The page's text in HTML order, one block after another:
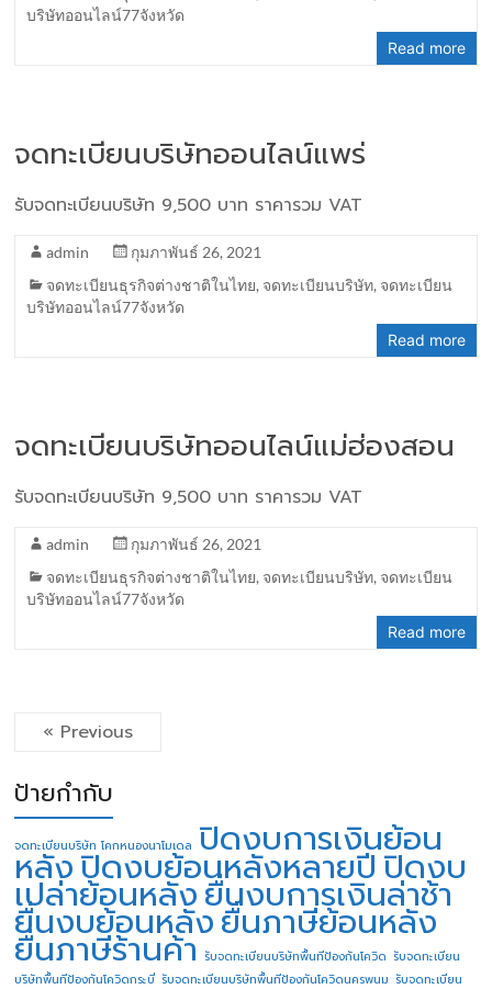
บริษัทออนไลน์77จังหวัด
Read more
จดทะเบียนบริษัทออนไลน์แพร่
รับจดทะเบียนบริษัท 9,500 บาท ราคารวม VAT
admin
กุมภาพันธ์ 26, 2021
จดทะเบียนธุรกิจต่างชาติในไทย, จดทะเบียนบริษัท, จดทะเบียน
บริษัทออนไลน์77จังหวัด
Read more
จดทะเบียนบริษัทออนไลน์แม่ฮ่องสอน
รับจดทะเบียนบริษัท 9,500 บาท ราคารวม VAT
admin
กุมภาพันธ์ 26, 2021
จดทะเบียนธุรกิจต่างชาติในไทย, จดทะเบียนบริษัท, จดทะเบียน
บริษัทออนไลน์77จังหวัด
Read more
« Previous
ป้ายกำกับ
จดทะเบียนบริษัท โคกหนองนาโมเดล ปิดงบการเงินย้อน
หลังปิดงบย้อนหลังหลายปี ปิดงบ
เปล่าย้อนหลังยื่นงบการเงินล่าช้า
ยื่นงบย้อนหลังยื่นภาษีย้อนหลัง
ยื่นภาษีร้านค้า รับจดทะเบียนบริษัทพื้นทีป้องกันโควิด รับจดทะเบียน
บริษัทพื้นทีป้องกันโควิดกระบี่ รับจดทะเบียนบริษัทพื้นทีป้องกันโควิดนครพนม รับจดทะเบียน